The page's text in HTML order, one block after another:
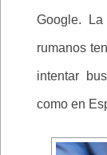
Google.
rumanos
intentar
como en